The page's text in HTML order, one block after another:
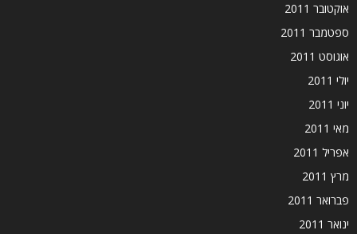
אוקטובר 2011
ספטמבר 2011
אוגוסט 2011
יולי 2011
יוני 2011
מאי 2011
אפריל 2011
מרץ 2011
פברואר 2011
ינואר 2011